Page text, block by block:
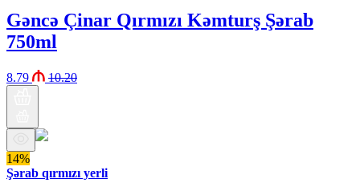
Gəncə Çinar Qırmızı Kəmturş Şərab
750ml
8.79 10.20
14%
Şərab qırmızı yerli